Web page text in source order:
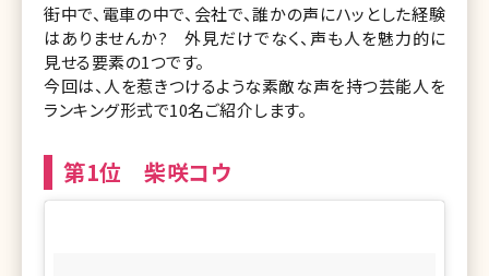
街中で、電車の中で、会社で、誰かの声にハッとした経験
はありませんか? 外見だけでなく、声も人を魅力的に
見せる要素の1つです。
今回は、人を惹きつけるような素敵な声を持つ芸能人を
ランキング形式で10名ご紹介します。
第1位 柴咲コウ